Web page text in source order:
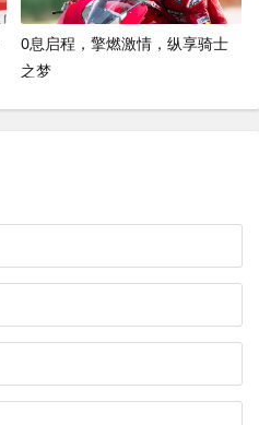
0息启程，擎燃激情，纵享骑士
之梦